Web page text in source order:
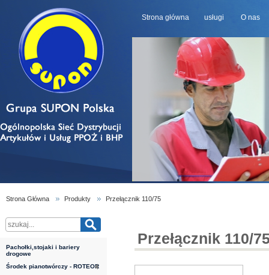
Strona główna usługi O nas
Strona Główna Produkty Przełącznik 110/75
Pachołki,stojaki i bariery
drogowe
Środek pianotwórczy - ROTEOR
Przełącznik 110/